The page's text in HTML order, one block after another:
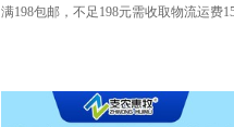
购产后乳水奶水后备母猪发情产后无乳
满198包邮，不足198元需收取物流运费